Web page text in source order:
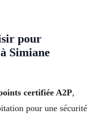
pour
Simiane
certifiée A2P,
pour une sécurité